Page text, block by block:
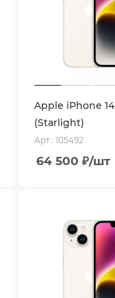
Apple iPhone
(Starlight)
Арт.: 105492
64 500 ₽/шт